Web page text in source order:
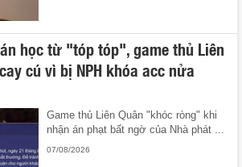
học từ "tóp tóp", game thủ Liên
cú vì bị NPH khóa acc nửa
Game thủ Liên Quân "khóc ròng" khi
nhận án phạt bất ngờ của Nhà phát ...
07/08/2026